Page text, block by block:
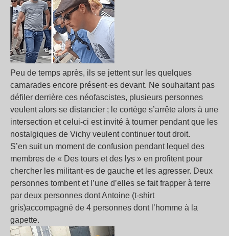
Peu de temps après, ils se jettent sur les quelques
camarades encore présent·es devant. Ne souhaitant pas
défiler derrière ces néofascistes, plusieurs personnes
veulent alors se distancier ; le cortège s’arrête alors à une
intersection et celui-ci est invité à tourner pendant que les
nostalgiques de Vichy veulent continuer tout droit.
S’en suit un moment de confusion pendant lequel des
membres de « Des tours et des lys » en profitent pour
chercher les militant·es de gauche et les agresser. Deux
personnes tombent et l’une d’elles se fait frapper à terre
par deux personnes dont Antoine (t-shirt
gris)accompagné de 4 personnes dont l’homme à la
gapette.